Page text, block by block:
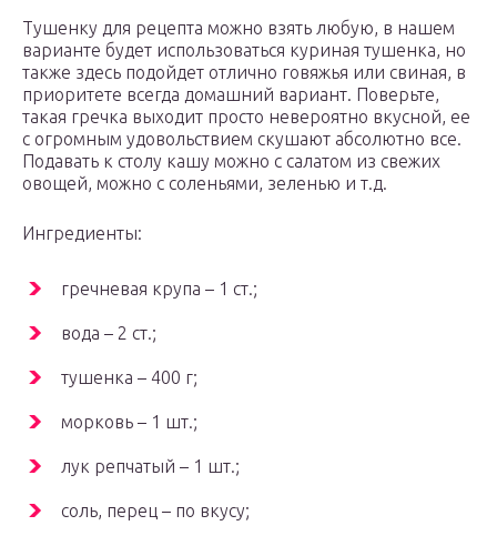
Тушенку для рецепта можно взять любую, в нашем
варианте будет использоваться куриная тушенка, но
также здесь подойдет отлично говяжья или свиная, в
приоритете всегда домашний вариант. Поверьте,
такая гречка выходит просто невероятно вкусной, ее
с огромным удовольствием скушают абсолютно все.
Подавать к столу кашу можно с салатом из свежих
овощей, можно с соленьями, зеленью и т.д.
Ингредиенты:
гречневая крупа – 1 ст.;
вода – 2 ст.;
тушенка – 400 г;
морковь – 1 шт.;
лук репчатый – 1 шт.;
соль, перец – по вкусу;